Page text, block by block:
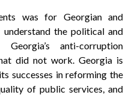
was for Georgian and
the political and
anti-corruption
did not work. Georgia is
successes in reforming the
of public services, and